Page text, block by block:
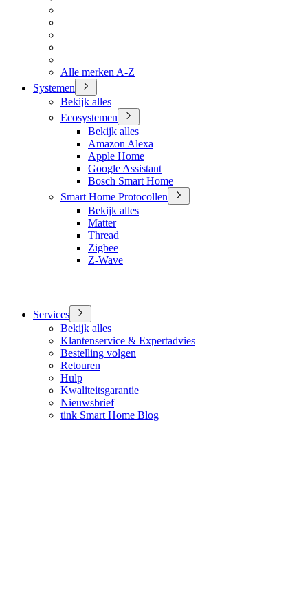
Alle merken A-Z
Systemen
Bekijk alles
Ecosystemen
Bekijk alles
Amazon Alexa
Apple Home
Google Assistant
Bosch Smart Home
Smart Home Protocollen
Bekijk alles
Matter
Thread
Zigbee
Z-Wave
Services
Bekijk alles
Klantenservice & Expertadvies
Bestelling volgen
Retouren
Hulp
Kwaliteitsgarantie
Nieuwsbrief
tink Smart Home Blog